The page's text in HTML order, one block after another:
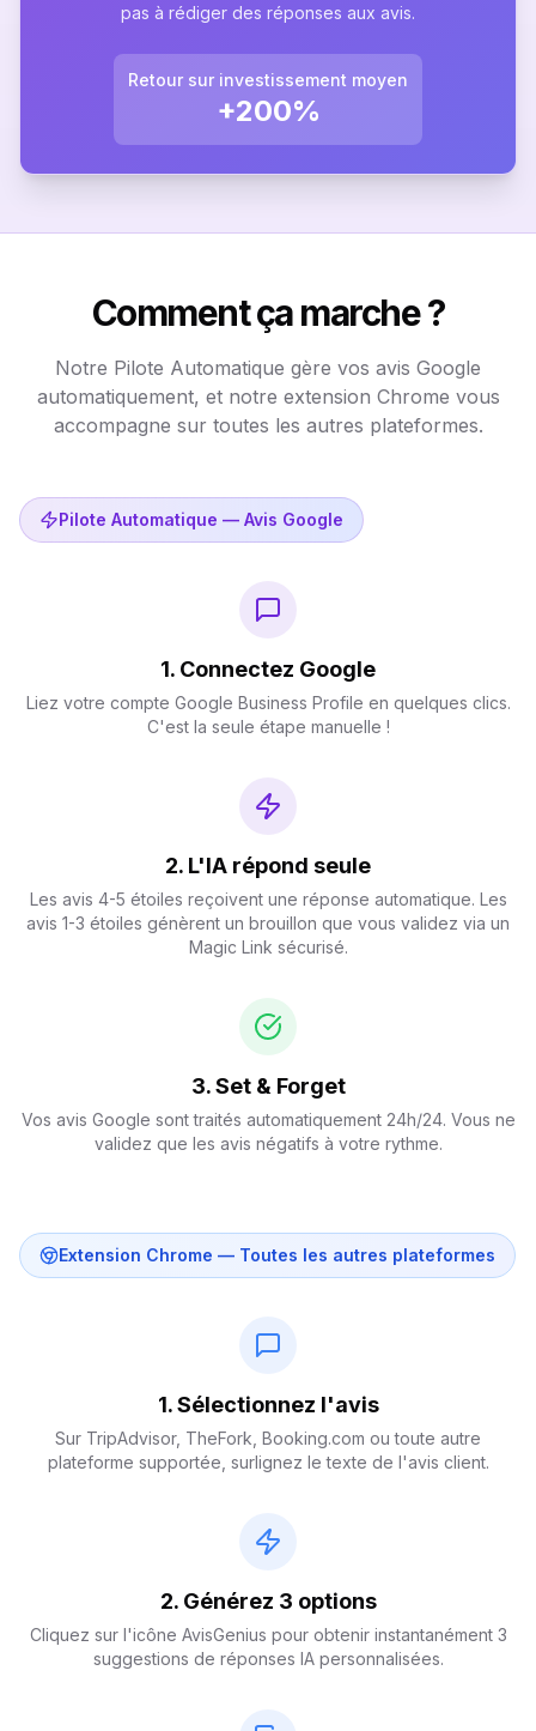
pas à rédiger des réponses aux avis.
Retour sur investissement moyen
+200%
Comment ça marche ?
Notre Pilote Automatique gère vos avis Google
automatiquement, et notre extension Chrome vous
accompagne sur toutes les autres plateformes.
Pilote Automatique — Avis Google
1. Connectez Google
Liez votre compte Google Business Profile en quelques clics.
C'est la seule étape manuelle !
2. L'IA répond seule
Les avis 4-5 étoiles reçoivent une réponse automatique. Les
avis 1-3 étoiles génèrent un brouillon que vous validez via un
Magic Link sécurisé.
3. Set & Forget
Vos avis Google sont traités automatiquement 24h/24. Vous ne
validez que les avis négatifs à votre rythme.
Extension Chrome — Toutes les autres plateformes
1. Sélectionnez l'avis
Sur TripAdvisor, TheFork, Booking.com ou toute autre
plateforme supportée, surlignez le texte de l'avis client.
2. Générez 3 options
Cliquez sur l'icône AvisGenius pour obtenir instantanément 3
suggestions de réponses IA personnalisées.